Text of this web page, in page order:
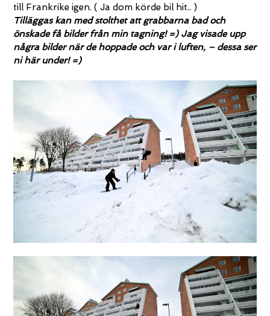
till Frankrike igen. ( Ja dom körde bil hit.. )
Tilläggas kan med stolthet att grabbarna bad och
önskade få bilder från min tagning! =) Jag visade upp
några bilder när de hoppade och var i luften, – dessa ser
ni här under! =)